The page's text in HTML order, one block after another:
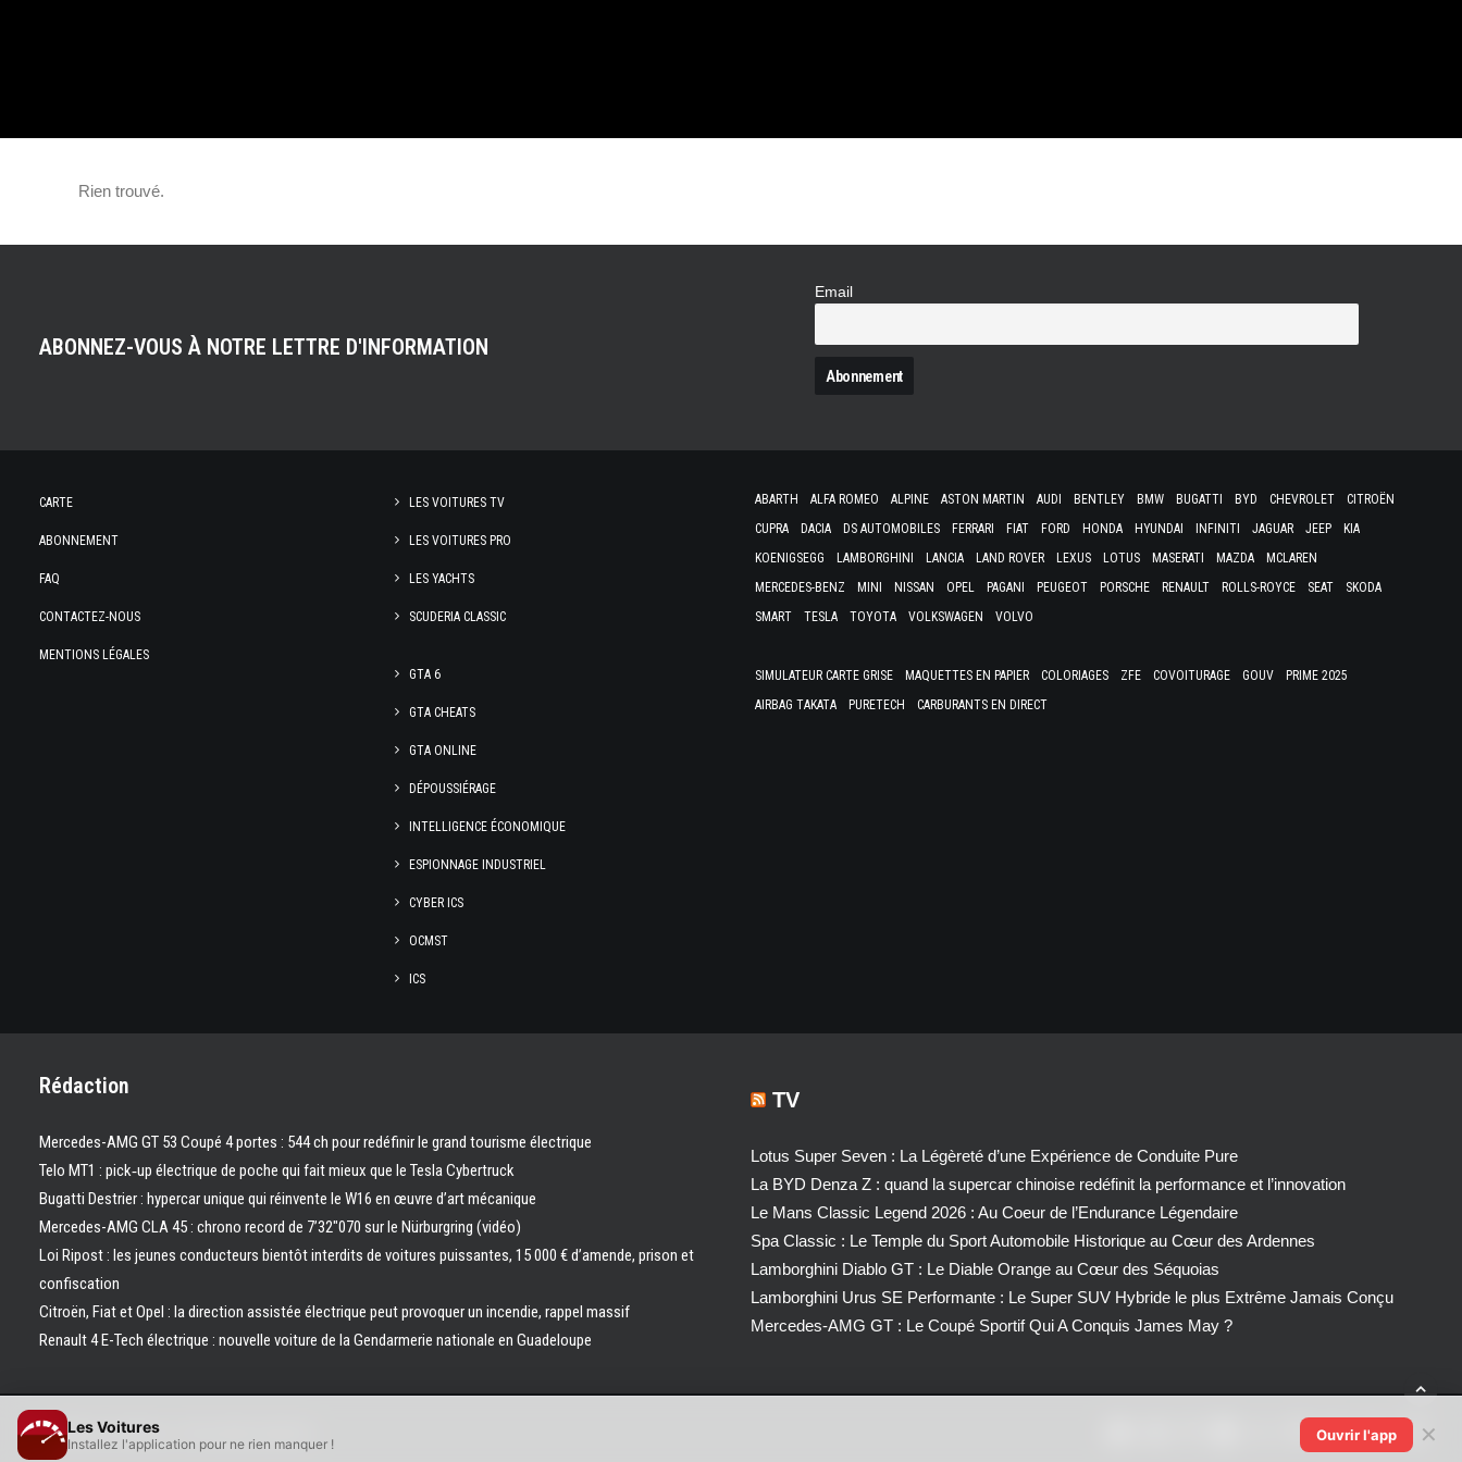
MANQUER
Rien trouvé.
ABONNEZ-VOUS À NOTRE LETTRE D'INFORMATION
Email
CARTE
ABONNEMENT
FAQ
CONTACTEZ-NOUS
MENTIONS LÉGALES
LES VOITURES TV
LES VOITURES PRO
LES YACHTS
SCUDERIA CLASSIC
GTA 6
GTA CHEATS
GTA ONLINE
DÉPOUSSIÉRAGE
INTELLIGENCE ÉCONOMIQUE
ESPIONNAGE INDUSTRIEL
CYBER ICS
OCMST
ICS
ABARTH ALFA ROMEO ALPINE ASTON MARTIN AUDI BENTLEY BMW BUGATTI BYD CHEVROLET
CITROËN
CUPRA
DACIA DS AUTOMOBILES FERRARI FIAT FORD HONDA HYUNDAI INFINITI JAGUAR JEEP
KIA
KOENIGSEGG
LAMBORGHINI LANCIA LAND ROVER LEXUS LOTUS MASERATI MAZDA
MCLAREN
MERCEDES-BENZ
MINI NISSAN OPEL PAGANI PEUGEOT PORSCHE RENAULT ROLLS-ROYCE SEAT
SKODA
SMART
TESLA TOYOTA VOLKSWAGEN VOLVO
SIMULATEUR CARTE GRISE MAQUETTES EN PAPIER COLORIAGES ZFE COVOITURAGE GOUV
PRIME 2025
AIRBAG TAKATA
PURETECH CARBURANTS EN DIRECT
Rédaction
Mercedes-AMG GT 53 Coupé 4 portes : 544 ch pour redéfinir le grand tourisme électrique
Telo MT1 : pick‑up électrique de poche qui fait mieux que le Tesla Cybertruck
Bugatti Destrier : hypercar unique qui réinvente le W16 en œuvre d’art mécanique
Mercedes-AMG CLA 45 : chrono record de 7’32″070 sur le Nürburgring (vidéo)
Loi Ripost : les jeunes conducteurs bientôt interdits de voitures puissantes, 15 000 € d’amende, prison et
confiscation
Citroën, Fiat et Opel : la direction assistée électrique peut provoquer un incendie, rappel massif
Renault 4 E-Tech électrique : nouvelle voiture de la Gendarmerie nationale en Guadeloupe
TV
Lotus Super Seven : La Légèreté d’une Expérience de Conduite Pure
La BYD Denza Z : quand la supercar chinoise redéfinit la performance et l’innovation
Le Mans Classic Legend 2026 : Au Coeur de l’Endurance Légendaire
Spa Classic : Le Temple du Sport Automobile Historique au Cœur des Ardennes
Lamborghini Diablo GT : Le Diable Orange au Cœur des Séquoias
Lamborghini Urus SE Performante : Le Super SUV Hybride le plus Extrême Jamais Conçu
Mercedes-AMG GT : Le Coupé Sportif Qui A Conquis James May ?
© 2026 Les Voitures. | Tous droits réservés.
Les Voitures
Installez l'application pour ne rien manquer !
Ouvrir l'app ✕